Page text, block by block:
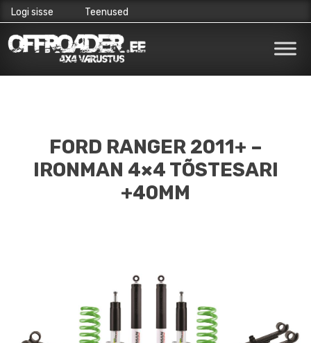
to
Logi sisse Teenused
FORD RANGER 2011+ –
IRONMAN 4×4 TÕSTESARI
+40MM